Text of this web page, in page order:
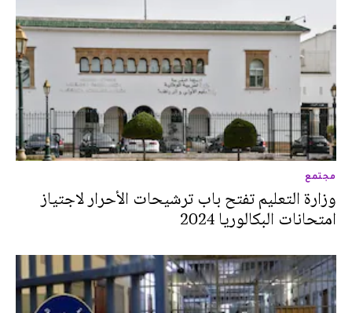
مجتمع
وزارة التعليم تفتح باب ترشيحات الأحرار لاجتياز
امتحانات البكالوريا 2024